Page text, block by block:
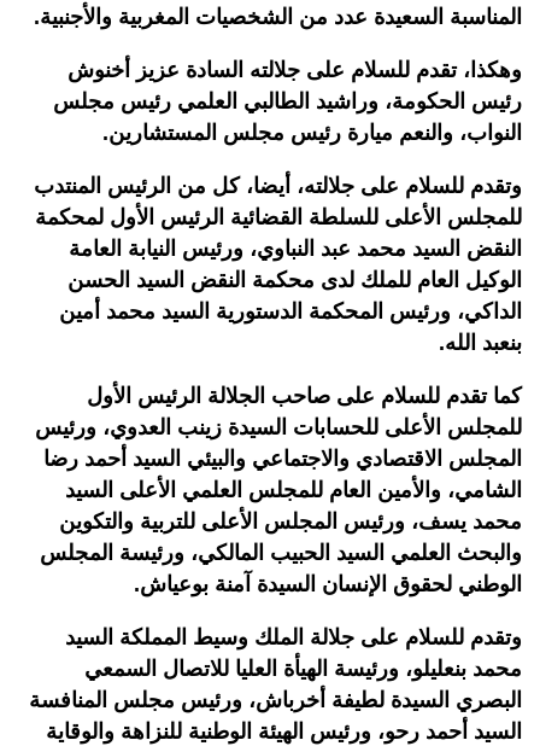
المناسبة السعيدة عدد من الشخصيات المغربية والأجنبية.
وهكذا، تقدم للسلام على جلالته السادة عزيز أخنوش
رئيس الحكومة، وراشيد الطالبي العلمي رئيس مجلس
النواب، والنعم ميارة رئيس مجلس المستشارين.
وتقدم للسلام على جلالته، أيضا، كل من الرئيس المنتدب
للمجلس الأعلى للسلطة القضائية الرئيس الأول لمحكمة
النقض السيد محمد عبد النباوي، ورئيس النيابة العامة
الوكيل العام للملك لدى محكمة النقض السيد الحسن
الداكي، ورئيس المحكمة الدستورية السيد محمد أمين
بنعبد الله.
كما تقدم للسلام على صاحب الجلالة الرئيس الأول
للمجلس الأعلى للحسابات السيدة زينب العدوي، ورئيس
المجلس الاقتصادي والاجتماعي والبيئي السيد أحمد رضا
الشامي، والأمين العام للمجلس العلمي الأعلى السيد
محمد يسف، ورئيس المجلس الأعلى للتربية والتكوين
والبحث العلمي السيد الحبيب المالكي، ورئيسة المجلس
الوطني لحقوق الإنسان السيدة آمنة بوعياش.
وتقدم للسلام على جلالة الملك وسيط المملكة السيد
محمد بنعليلو، ورئيسة الهيأة العليا للاتصال السمعي
البصري السيدة لطيفة أخرباش، ورئيس مجلس المنافسة
السيد أحمد رحو، ورئيس الهيئة الوطنية للنزاهة والوقاية